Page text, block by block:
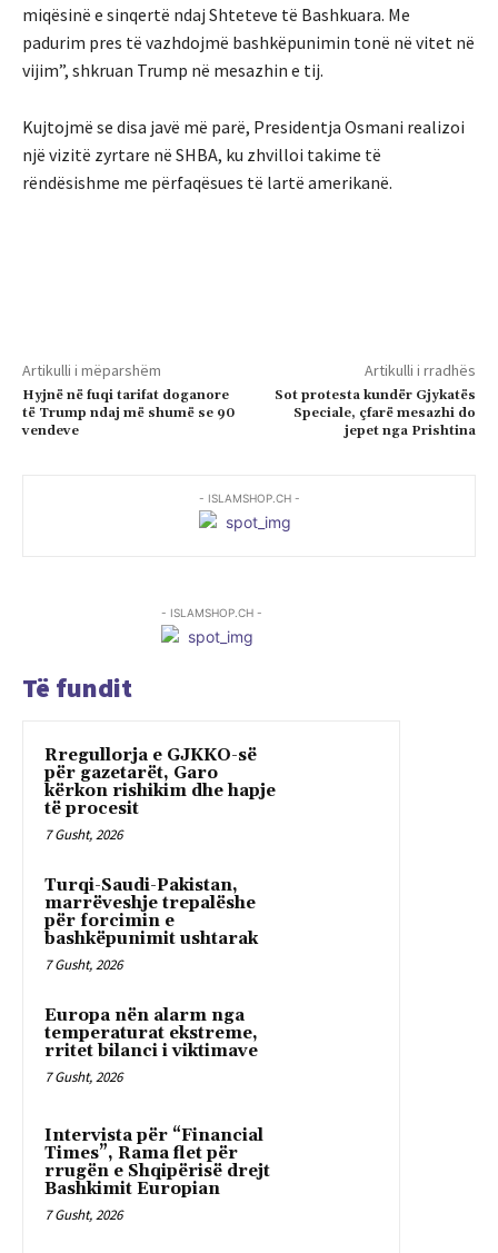
miqësinë e sinqertë ndaj Shteteve të Bashkuara. Me
padurim pres të vazhdojmë bashkëpunimin tonë në vitet në
vijim”, shkruan Trump në mesazhin e tij.
Kujtojmë se disa javë më parë, Presidentja Osmani realizoi
një vizitë zyrtare në SHBA, ku zhvilloi takime të
rëndësishme me përfaqësues të lartë amerikanë.
Artikulli i mëparshëm
Hyjnë në fuqi tarifat doganore
të Trump ndaj më shumë se 90
vendeve
Artikulli i rradhës
Sot protesta kundër Gjykatës
Speciale, çfarë mesazhi do
jepet nga Prishtina
- ISLAMSHOP.CH -
- ISLAMSHOP.CH -
Të fundit
Rregullorja e GJKKO-së
për gazetarët, Garo
kërkon rishikim dhe hapje
të procesit
7 Gusht, 2026
Turqi-Saudi-Pakistan,
marrëveshje trepalëshe
për forcimin e
bashkëpunimit ushtarak
7 Gusht, 2026
Europa nën alarm nga
temperaturat ekstreme,
rritet bilanci i viktimave
7 Gusht, 2026
Intervista për “Financial
Times”, Rama flet për
rrugën e Shqipërisë drejt
Bashkimit Europian
7 Gusht, 2026